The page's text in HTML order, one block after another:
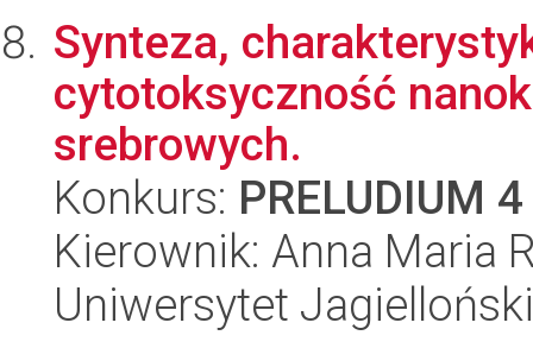
Synteza,
cytotoksyczność
srebrowych.
Konkurs: PRELUDIUM 4
Kierownik: Anna Maria
Uniwersytet